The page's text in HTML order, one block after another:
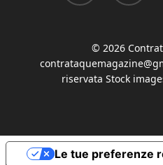
© 2026
riservata Stock
Le tue preferenze